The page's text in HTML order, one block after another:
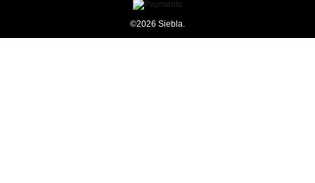
©2026 Siebla.